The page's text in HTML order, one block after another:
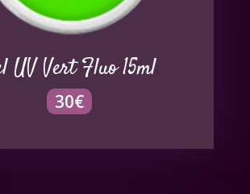
UV Vert Fluo 15ml
30€